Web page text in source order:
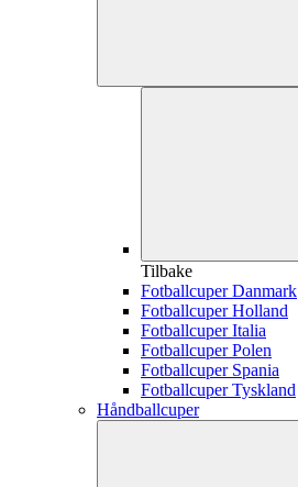
Tilbake
Fotballcuper Danmark
Fotballcuper Holland
Fotballcuper Italia
Fotballcuper Polen
Fotballcuper Spania
Fotballcuper Tyskland
Håndballcuper